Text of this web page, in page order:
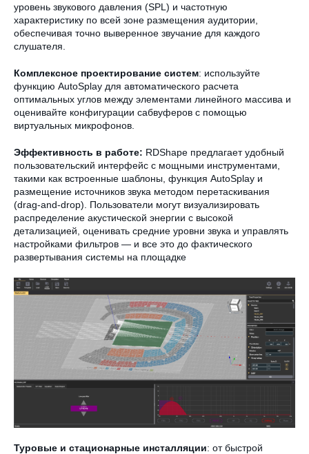
уровень звукового давления (SPL) и частотную
характеристику по всей зоне размещения аудитории,
обеспечивая точно выверенное звучание для каждого
слушателя.
Комплексное проектирование систем: используйте
функцию AutoSplay для автоматического расчета
оптимальных углов между элементами линейного массива и
оценивайте конфигурации сабвуферов с помощью
виртуальных микрофонов.
Эффективность в работе: RDShape предлагает удобный
пользовательский интерфейс с мощными инструментами,
такими как встроенные шаблоны, функция AutoSplay и
размещение источников звука методом перетаскивания
(drag-and-drop). Пользователи могут визуализировать
распределение акустической энергии с высокой
детализацией, оценивать средние уровни звука и управлять
настройками фильтров — и все это до фактического
развертывания системы на площадке
Туровые и стационарные инсталляции: от быстрой